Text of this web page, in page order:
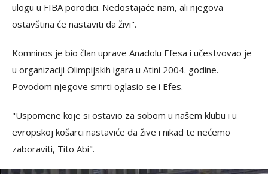
ulogu u FIBA porodici. Nedostajaće nam, ali njegova
ostavština će nastaviti da živi".
Komninos je bio član uprave Anadolu Efesa i učestvovao je
u organizaciji Olimpijskih igara u Atini 2004. godine.
Povodom njegove smrti oglasio se i Efes.
"Uspomene koje si ostavio za sobom u našem klubu i u
evropskoj košarci nastaviće da žive i nikad te nećemo
zaboraviti, Tito Abi".